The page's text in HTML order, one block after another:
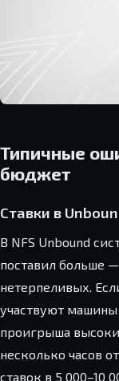
Типичные
бюджет
Ставки в
В NFS Unbound
поставил больше
нетерпеливых.
участвуют
проигрыша
несколько часов
ставок в 5 000–10